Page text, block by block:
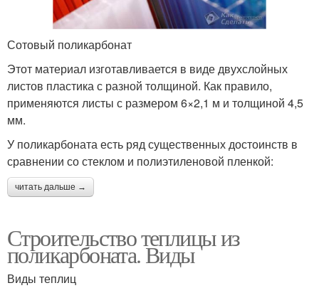
Сотовый поликарбонат
Этот материал изготавливается в виде двухслойных
листов пластика с разной толщиной. Как правило,
применяются листы с размером 6×2,1 м и толщиной 4,5
мм.
У поликарбоната есть ряд существенных достоинств в
сравнении со стеклом и полиэтиленовой пленкой:
читать дальше →
Строительство теплицы из
поликарбоната. Виды
Виды теплиц